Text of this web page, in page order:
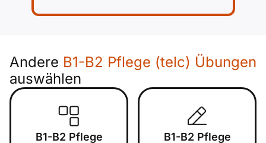
Andere B1-B2 Pflege (telc) Übungen
auswählen
B1-B2 Pflege
B1-B2 Pflege